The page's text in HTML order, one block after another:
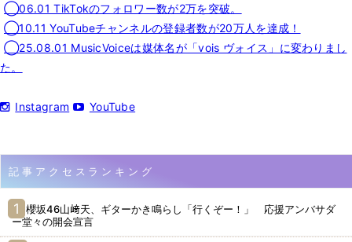
◯06.01 TikTokのフォロワー数が2万を突破。
◯10.11 YouTubeチャンネルの登録者数が20万人を達成！
◯25.08.01 MusicVoiceは媒体名が「vois ヴォイス」に変わりまし
た。
Instagram YouTube
記事アクセスランキング
櫻坂46山﨑天、ギターかき鳴らし「行くぞー！」 応援アンバサダ
ー堂々の開会宣言